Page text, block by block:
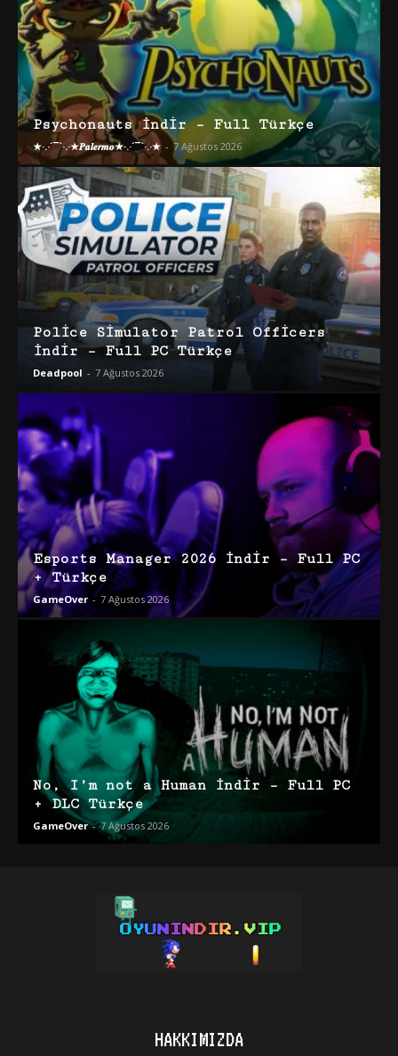
Psychonauts İndir – Full Türkçe
★·.·´¯`·.·★𝑷𝒂𝒍𝒆𝒓𝒎𝒐★·.·´¯`·.·★ - 7 Ağustos 2026
Police Simulator Patrol Officers
İndir – Full PC Türkçe
Deadpool - 7 Ağustos 2026
Esports Manager 2026 İndir – Full PC
+ Türkçe
GameOver - 7 Ağustos 2026
No, I’m not a Human İndir – Full PC
+ DLC Türkçe
GameOver - 7 Ağustos 2026
HAKKIMIZDA